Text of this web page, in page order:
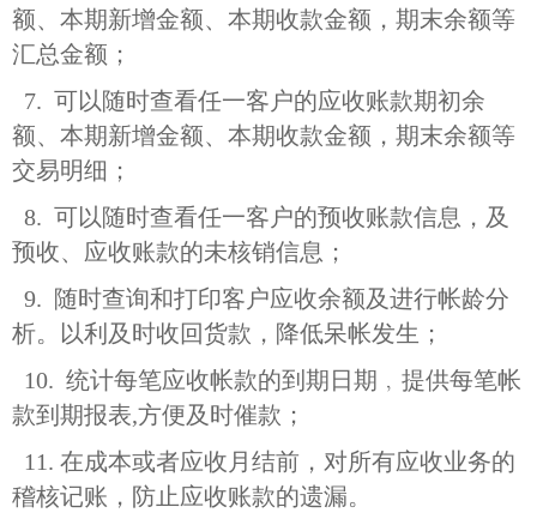
额、本期新增金额、本期收款金额，期末余额等
汇总金额；
7. 可以随时查看任一客户的应收账款期初余
额、本期新增金额、本期收款金额，期末余额等
交易明细；
8. 可以随时查看任一客户的预收账款信息，及
预收、应收账款的未核销信息；
9. 随时查询和打印客户应收余额及进行帐龄分
析。以利及时收回货款，降低呆帐发生；
10. 统计每笔应收帐款的到期日期﹐提供每笔帐
款到期报表,方便及时催款；
11. 在成本或者应收月结前，对所有应收业务的
稽核记账，防止应收账款的遗漏。